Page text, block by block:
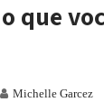
que
Michelle Garcez